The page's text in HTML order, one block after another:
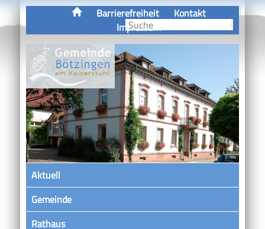
Barrierefreiheit
Kontakt
Impressum
Aktuell
Gemeinde
Rathaus